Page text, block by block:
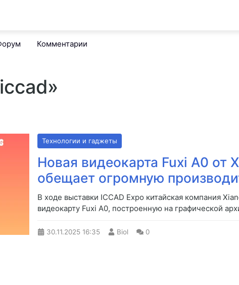
Комментарии
Технологии и гаджеты
Новая видеокарта Fuxi A0 от
обещает огромную
В ходе выставки ICCAD Expo китайская компания
видеокарту Fuxi A0, построенную на графической
30.11.2025 16:35 Biol 0